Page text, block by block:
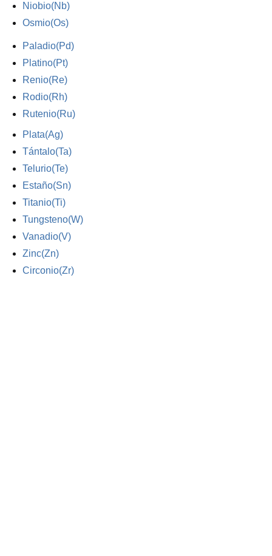
Niobio(Nb)
Osmio(Os)
Paladio(Pd)
Platino(Pt)
Renio(Re)
Rodio(Rh)
Rutenio(Ru)
Plata(Ag)
Tántalo(Ta)
Telurio(Te)
Estaño(Sn)
Titanio(Ti)
Tungsteno(W)
Vanadio(V)
Zinc(Zn)
Circonio(Zr)